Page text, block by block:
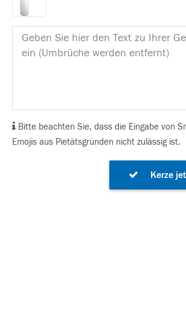
Bitte beachten Sie, dass die Eingabe von
Emojis aus Pietätsgründen nicht zulässig ist.
Kerze